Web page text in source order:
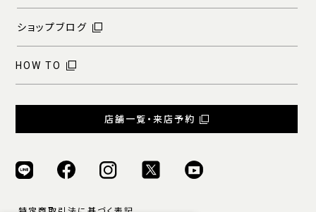
ショップブログ
HOW TO
店舗一覧・来店予約